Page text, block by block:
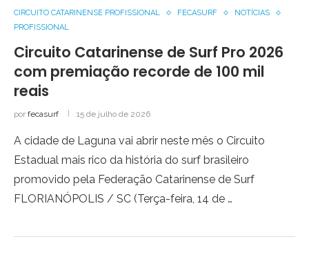
CIRCUITO CATARINENSE PROFISSIONAL FECASURF
NOTÍCIAS
PROFISSIONAL
Circuito Catarinense de Surf Pro 2026
com premiação recorde de 100 mil
reais
por fecasurf 15 de julho de 2026
A cidade de Laguna vai abrir neste mês o Circuito
Estadual mais rico da história do surf brasileiro
promovido pela Federação Catarinense de Surf
FLORIANÓPOLIS / SC (Terça-feira, 14 de …